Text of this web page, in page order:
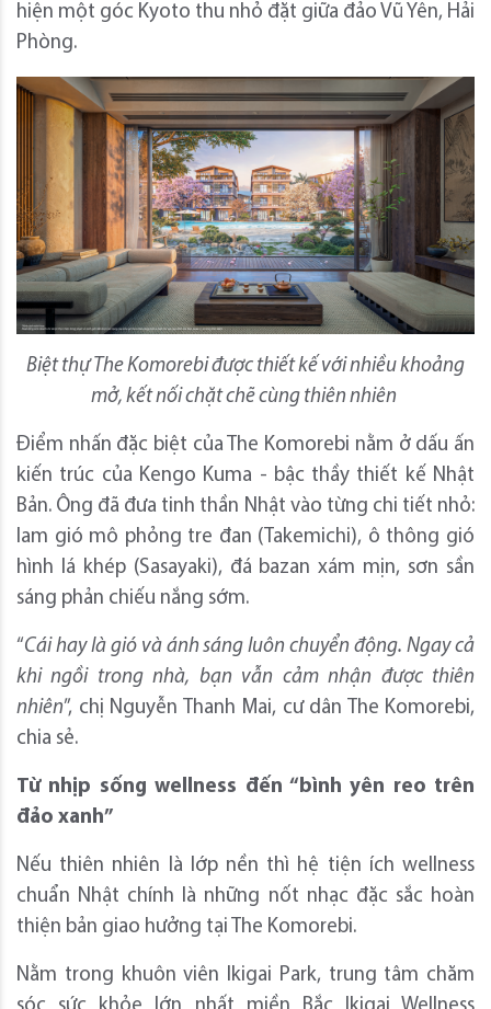
hiện một góc Kyoto thu nhỏ đặt giữa đảo Vũ Yên, Hải
Phòng.
Biệt thự The Komorebi được thiết kế với nhiều khoảng
mở, kết nối chặt chẽ cùng thiên nhiên
Điểm nhấn đặc biệt của The Komorebi nằm ở dấu ấn
kiến trúc của Kengo Kuma - bậc thầy thiết kế Nhật
Bản. Ông đã đưa tinh thần Nhật vào từng chi tiết nhỏ:
lam gió mô phỏng tre đan (Takemichi), ô thông gió
hình lá khép (Sasayaki), đá bazan xám mịn, sơn sần
sáng phản chiếu nắng sớm.
“Cái hay là gió và ánh sáng luôn chuyển động. Ngay cả
khi ngồi trong nhà, bạn vẫn cảm nhận được thiên
nhiên”, chị Nguyễn Thanh Mai, cư dân The Komorebi,
chia sẻ.
Từ nhịp sống wellness đến “bình yên reo trên
đảo xanh”
Nếu thiên nhiên là lớp nền thì hệ tiện ích wellness
chuẩn Nhật chính là những nốt nhạc đặc sắc hoàn
thiện bản giao hưởng tại The Komorebi.
Nằm trong khuôn viên Ikigai Park, trung tâm chăm